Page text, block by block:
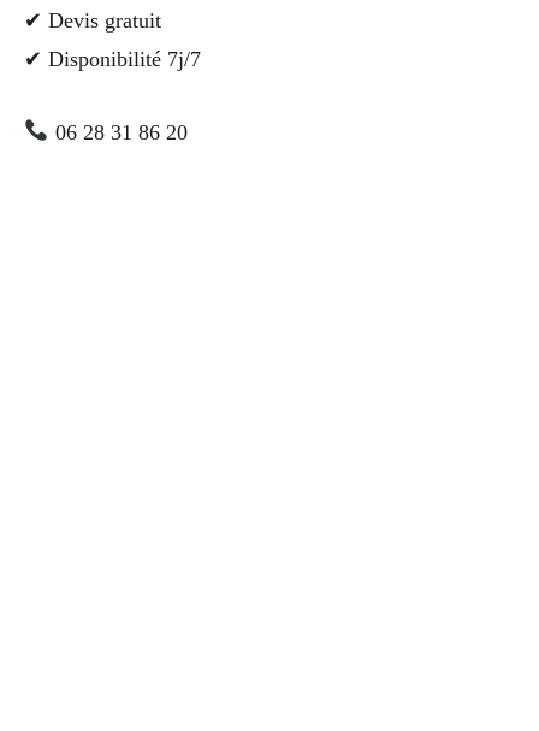
✔ Devis gratuit
✔ Disponibilité 7j/7
06 28 31 86 20